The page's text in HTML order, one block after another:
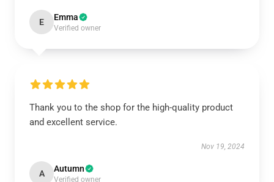
E Emma
Verified owner
Thank you to the shop for the high-quality product
and excellent service.
Nov 19, 2024
A Autumn
Verified owner